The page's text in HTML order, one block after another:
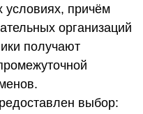
условиях, причём
организаций
получают
выбор: